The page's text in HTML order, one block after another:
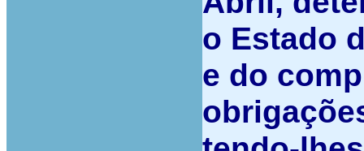
o Estado
e do